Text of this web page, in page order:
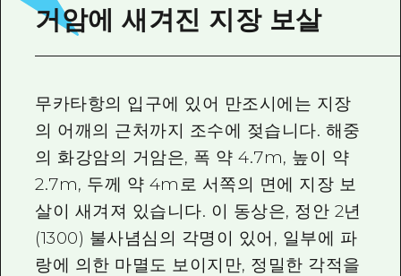
사진 다운로드
거암에 새겨진 지장 보살
무카타항의 입구에 있어 만조시에는 지장
의 어깨의 근처까지 조수에 젖습니다. 해중
의 화강암의 거암은, 폭 약 4.7m, 높이 약
2.7m, 두께 약 4m로 서쪽의 면에 지장 보
살이 새겨져 있습니다. 이 동상은, 정안 2년
(1300) 불사념심의 각명이 있어, 일부에 파
랑에 의한 마멸도 보이지만, 정밀한 각적을